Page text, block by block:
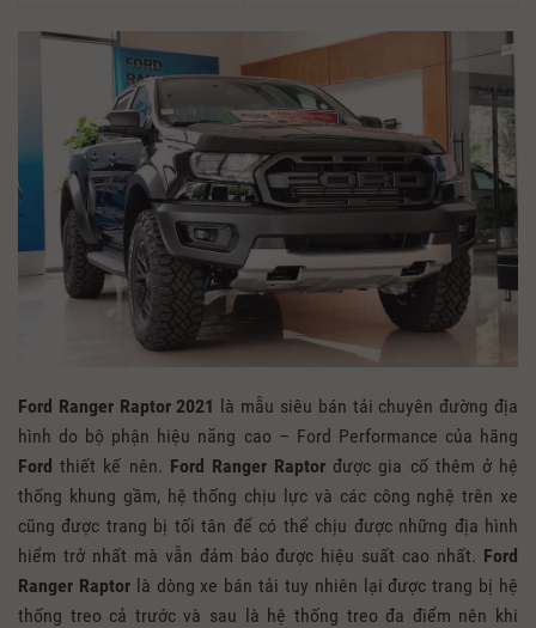
Ford Ranger Raptor 2021 là mẫu siêu bán tải chuyên đường địa
hình do bộ phận hiệu năng cao – Ford Performance của hãng
Ford thiết kế nên. Ford Ranger Raptor được gia cố thêm ở hệ
thống khung gầm, hệ thống chịu lực và các công nghệ trên xe
cũng được trang bị tối tân để có thể chịu được những địa hình
hiểm trở nhất mà vẫn đảm bảo được hiệu suất cao nhất. Ford
Ranger Raptorlà dòng xe bán tải tuy nhiên lại được trang bị hệ
thống treo cả trước và sau là hệ thống treo đa điểm nên khi